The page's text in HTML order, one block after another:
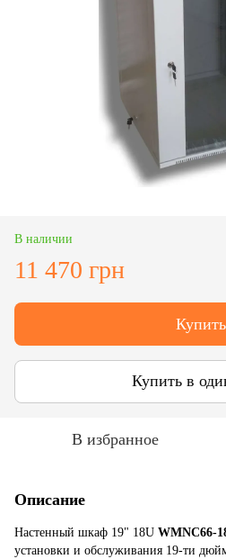
В наличии
11 470 грн
Купить
Купить в
В избранное
Описание
Настенный шкаф 19" 18U WMNC66-
установки и обслуживания 19-ти